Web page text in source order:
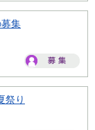
集
祭り